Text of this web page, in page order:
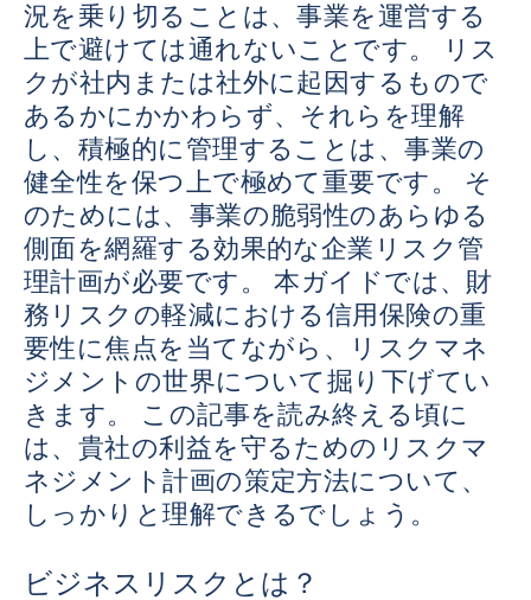
況を乗り切ることは、事業を運営する
上で避けては通れないことです。 リス
クが社内または社外に起因するもので
あるかにかかわらず、それらを理解
し、積極的に管理することは、事業の
健全性を保つ上で極めて重要です。 そ
のためには、事業の脆弱性のあらゆる
側面を網羅する効果的な企業リスク管
理計画が必要です。 本ガイドでは、財
務リスクの軽減における信用保険の重
要性に焦点を当てながら、リスクマネ
ジメントの世界について掘り下げてい
きます。 この記事を読み終える頃に
は、貴社の利益を守るためのリスクマ
ネジメント計画の策定方法について、
しっかりと理解できるでしょう。
ビジネスリスクとは？